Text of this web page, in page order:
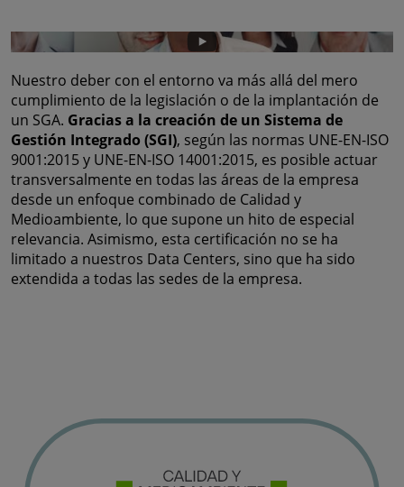
Nuestro deber con el entorno va más allá del mero
cumplimiento de la legislación o de la implantación de
un SGA. Gracias a la creación de un Sistema de
Gestión Integrado (SGI), según las normas UNE-EN-ISO
9001:2015 y UNE-EN-ISO 14001:2015, es posible actuar
transversalmente en todas las áreas de la empresa
desde un enfoque combinado de Calidad y
Medioambiente, lo que supone un hito de especial
relevancia. Asimismo, esta certificación no se ha
limitado a nuestros Data Centers, sino que ha sido
extendida a todas las sedes de la empresa.